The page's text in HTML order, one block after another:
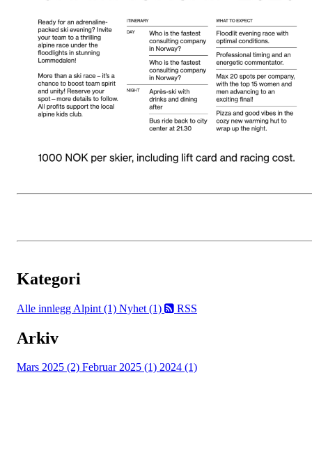
Kategori
Alle innlegg Alpint (1) Nyhet (1) RSS
Arkiv
Mars 2025 (2) Februar 2025 (1) 2024 (1)